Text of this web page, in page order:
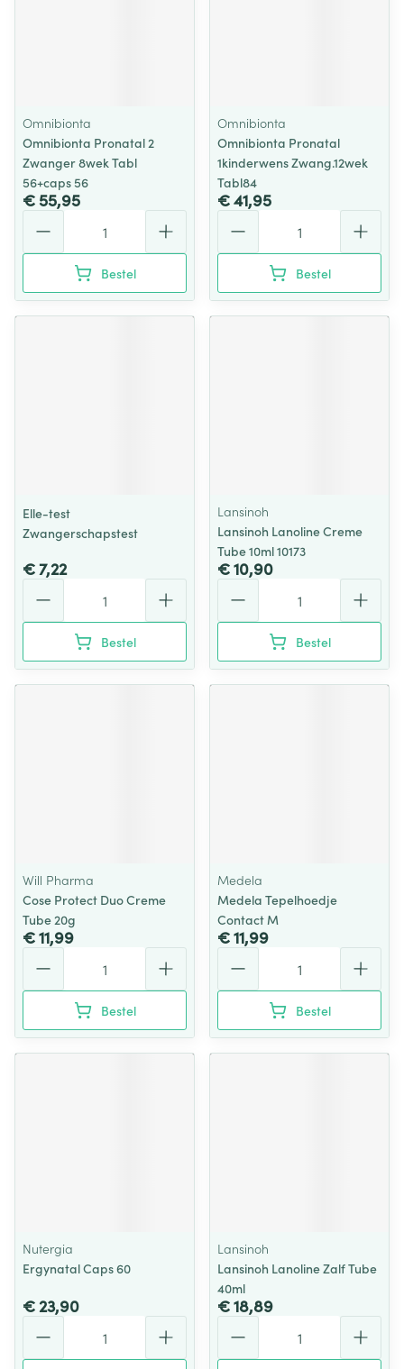
Omnibionta
Omnibionta Pronatal 2
Zwanger 8wek Tabl
56+caps 56
€ 55,95
Bestel
Omnibionta
Omnibionta Pronatal
1kinderwens Zwang.12wek
Tabl84
€ 41,95
Bestel
Elle-test
Zwangerschapstest
€ 7,22
Bestel
Lansinoh
Lansinoh Lanoline Creme
Tube 10ml 10173
€ 10,90
Bestel
Will Pharma
Cose Protect Duo Creme
Tube 20g
€ 11,99
Bestel
Medela
Medela Tepelhoedje
Contact M
€ 11,99
Bestel
Nutergia
Ergynatal Caps 60
€ 23,90
Lansinoh
Lansinoh Lanoline Zalf Tube
40ml
€ 18,89